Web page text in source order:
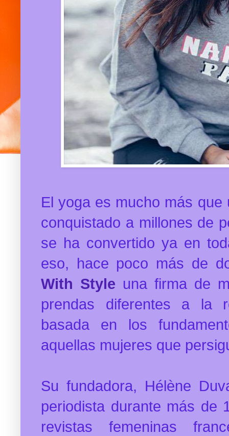
El yoga es mucho más
conquistado a millones de
se ha convertido ya en
eso, hace poco más de
With Style una firma de
prendas diferentes a la
basada en los
aquellas mujeres que
Su fundadora, Hélène
periodista durante más de
revistas femeninas